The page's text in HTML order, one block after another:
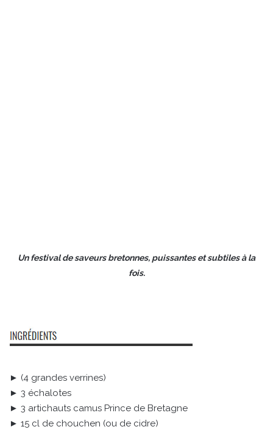
Un festival de saveurs bretonnes, puissantes et subtiles à la
fois.
► (4 grandes verrines)
► 3 échalotes
► 3 artichauts camus Prince de Bretagne
► 15 cl de chouchen (ou de cidre)